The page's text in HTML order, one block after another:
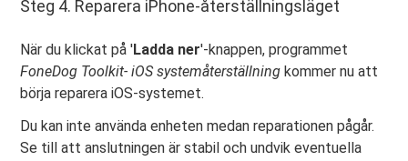
Steg 4. Reparera iPhone-återställningsläget
När du klickat på 'Ladda ner'-knappen, programmet
FoneDog Toolkit- iOS systemåterställningkommer nu att
börja reparera iOS-systemet.
Du kan inte använda enheten medan reparationen pågår.
Se till att anslutningen är stabil och undvik eventuella